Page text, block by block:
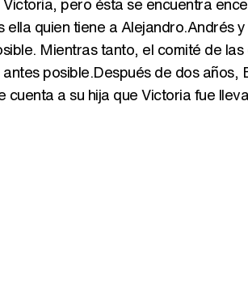
pero ésta se encuentra
ella quien tiene a
Mientras tanto, el comité de
posible.Después de dos
a su hija que Victoria fue